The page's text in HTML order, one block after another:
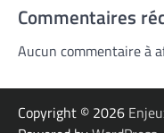
Commentaires
Aucun commentaire à
Copyright © 2026